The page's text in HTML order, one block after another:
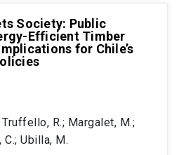
Society: Public
Efficient Timber
for Chile’s
Truffello, R.; Margalet, M.;
Ubilla, M.